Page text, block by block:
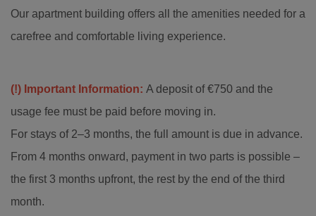
Our apartment building offers all the amenities needed for a
carefree and comfortable living experience.
(!) Important Information: A deposit of €750 and the
usage fee must be paid before moving in.
For stays of 2–3 months, the full amount is due in advance.
From 4 months onward, payment in two parts is possible –
the first 3 months upfront, the rest by the end of the third
month.